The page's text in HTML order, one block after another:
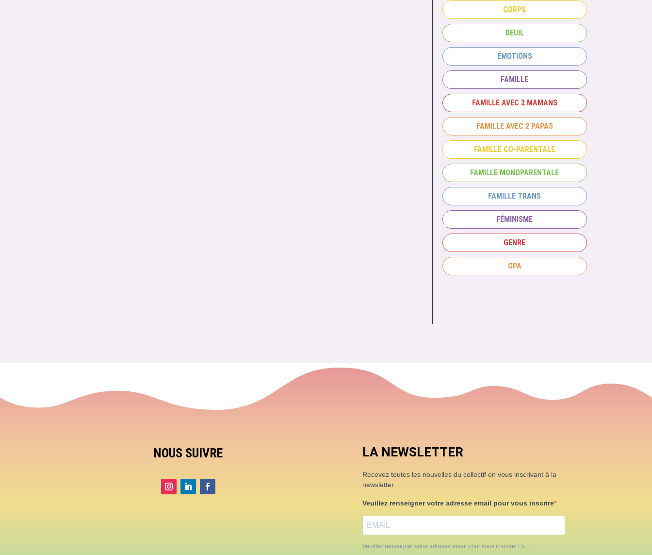
CORPS
DEUIL
ÉMOTIONS
FAMILLE
FAMILLE AVEC 2 MAMANS
FAMILLE AVEC 2 PAPAS
FAMILLE CO-PARENTALE
FAMILLE MONOPARENTALE
FAMILLE TRANS
FÉMINISME
GENRE
GPA
NOUS SUIVRE LA NEWSLETTER
Recevez toutes les nouvelles du collectif en vous inscrivant à la
newsletter.
Veuillez renseigner votre adresse email pour vous inscrire
Veuillez renseigner votre adresse email pour vous inscrire. Ex. :